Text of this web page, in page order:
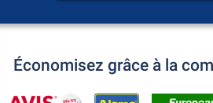
Économisez grâce à la